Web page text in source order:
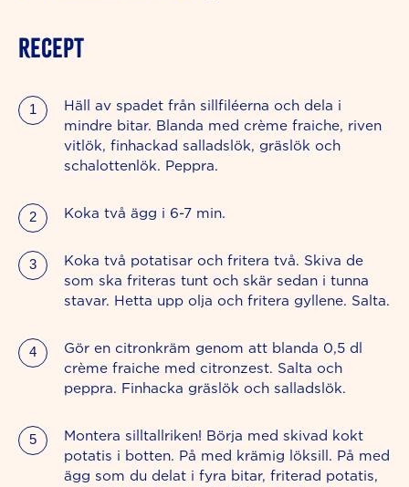
RECEPT
Häll av spadet från sillfiléerna och dela i
mindre bitar. Blanda med crème fraiche, riven
vitlök, finhackad salladslök, gräslök och
schalottenlök. Peppra.
Koka två ägg i 6-7 min.
Koka två potatisar och fritera två. Skiva de
som ska friteras tunt och skär sedan i tunna
stavar. Hetta upp olja och fritera gyllene. Salta.
Gör en citronkräm genom att blanda 0,5 dl
crème fraiche med citronzest. Salta och
peppra. Finhacka gräslök och salladslök.
Montera silltallriken! Börja med skivad kokt
potatis i botten. På med krämig löksill. På med
ägg som du delat i fyra bitar, friterad potatis,